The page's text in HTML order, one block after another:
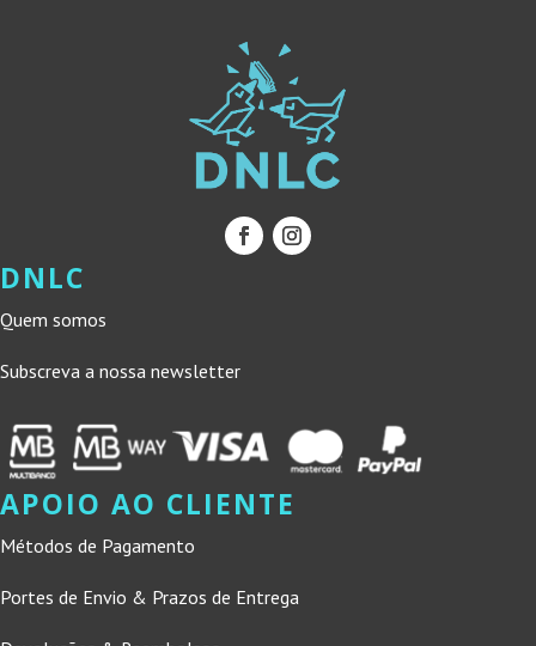
DNLC
Quem somos
Subscreva a nossa newsletter
APOIO AO CLIENTE
Métodos de Pagamento
Portes de Envio & Prazos de Entrega